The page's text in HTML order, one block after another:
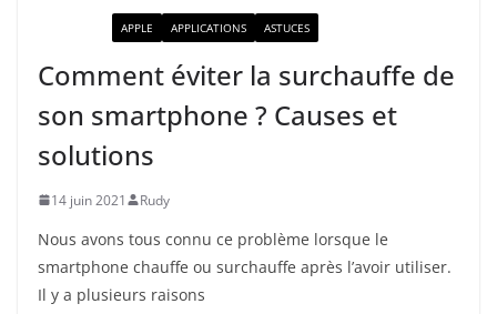
APPLE APPLICATIONS ASTUCES
Comment éviter la surchauffe de
son smartphone ? Causes et
solutions
14 juin 2021 Rudy
Nous avons tous connu ce problème lorsque le
smartphone chauffe ou surchauffe après l’avoir utiliser.
Il y a plusieurs raisons